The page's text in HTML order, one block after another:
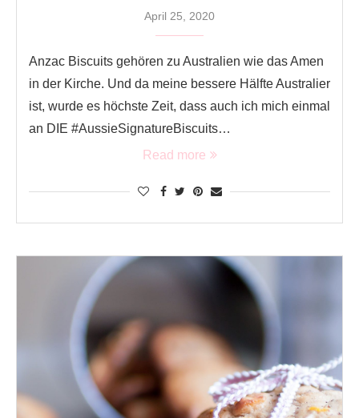
April 25, 2020
Anzac Biscuits gehören zu Australien wie das Amen
in der Kirche. Und da meine bessere Hälfte Australier
ist, wurde es höchste Zeit, dass auch ich mich einmal
an DIE #AussieSignatureBiscuits…
Read more